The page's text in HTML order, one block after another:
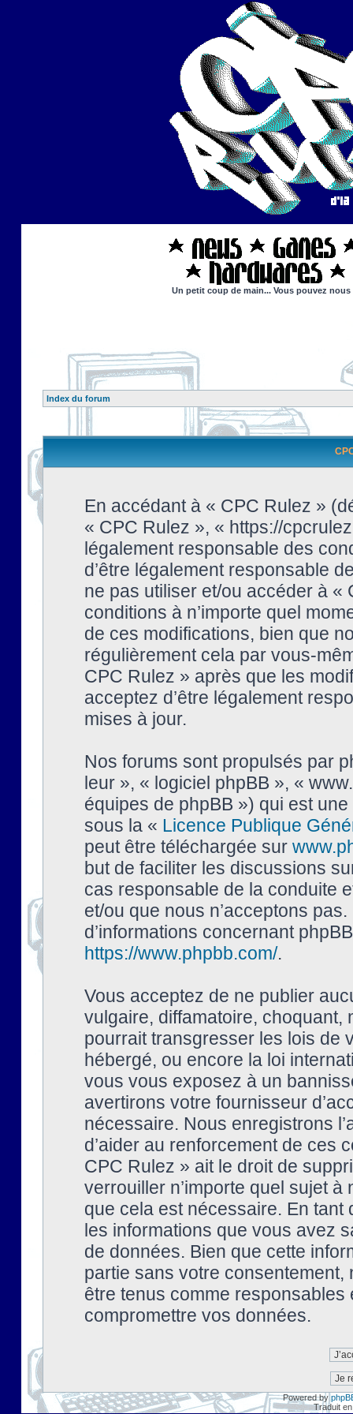
Un petit coup de main... Vous pouvez
Index du forum
En accédant à « CPC Rulez »
« CPC Rulez », « https://
légalement responsable des
d’être légalement responsable
ne pas utiliser et/ou accéder à
conditions à n’importe quel
de ces modifications, bien que
régulièrement cela par vous-
CPC Rulez » après que les
acceptez d’être légalement
mises à jour.
Nos forums sont propulsés par
leur », « logiciel phpBB », «
équipes de phpBB ») qui est
sous la « Licence Publique
peut être téléchargée sur
but de faciliter les discussions
cas responsable de la conduite
et/ou que nous n’acceptons
d’informations concernant
https://www.phpbb.com/.
Vous acceptez de ne publier
vulgaire, diffamatoire, choquant,
pourrait transgresser les lois de
hébergé, ou encore la loi
vous vous exposez à un
avertirons votre fournisseur
nécessaire. Nous enregistrons
d’aider au renforcement de ces
CPC Rulez » ait le droit de
verrouiller n’importe quel sujet à
que cela est nécessaire. En tant
les informations que vous avez
de données. Bien que cette
partie sans votre
être tenus comme
compromettre vos données.
Powered by
Traduit